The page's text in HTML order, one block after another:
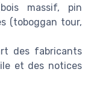
massif, pin
(toboggan tour,
des fabricants
et des notices